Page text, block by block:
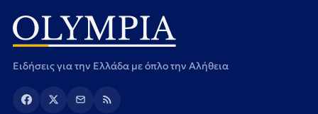
Ειδήσεις για την Ελλάδα με όπλο την Αλήθεια